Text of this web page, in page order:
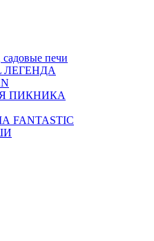
печи
ЛЕГЕНДА
ПИКНИКА